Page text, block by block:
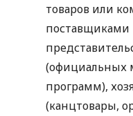
товаров или
поставщиками
(официальных
программ),
(канцтовары,